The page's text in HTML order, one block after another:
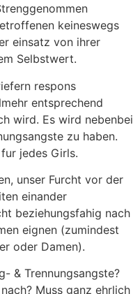
keineswegs
einsatz von ihrer
Selbstwert.
respons
entsprechend
wird. Es wird nebenbei
zu haben.
jedes Girls.
unser Furcht vor der
einander
beziehungsfahig nach
eignen (zumindest
oder Damen).
& Trennungsangste?
Muss ganz ehrlich